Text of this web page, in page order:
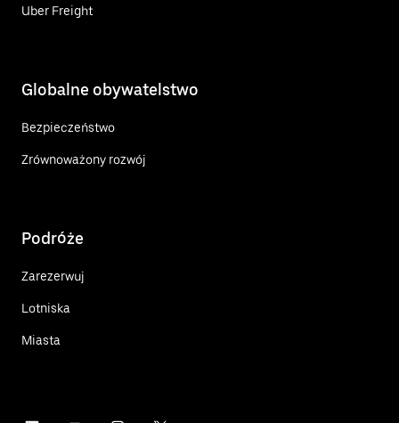
Uber Freight
Globalne obywatelstwo
Bezpieczeństwo
Zrównoważony rozwój
Podróże
Zarezerwuj
Lotniska
Miasta